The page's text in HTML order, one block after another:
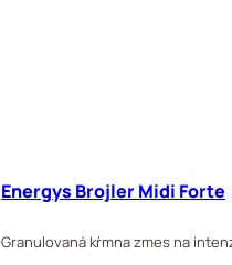
Energys Brojler Midi Forte
Granulovaná kŕmna zmes na